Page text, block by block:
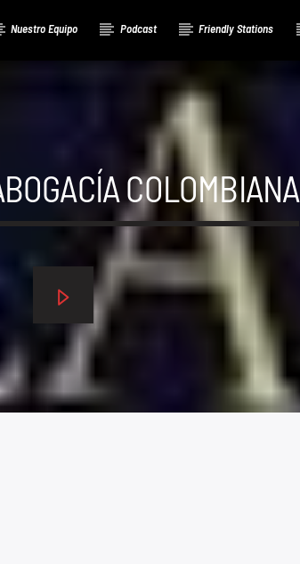
Nuestro Equipo Podcast Friendly Stations
COLOMBIANA